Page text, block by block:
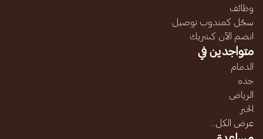
وظائف
سجّل كمندوب توصيل
انضم الآن كشريك
متواجدين في
الدمام
جده
الرياض
الخبر
عرض الكل...